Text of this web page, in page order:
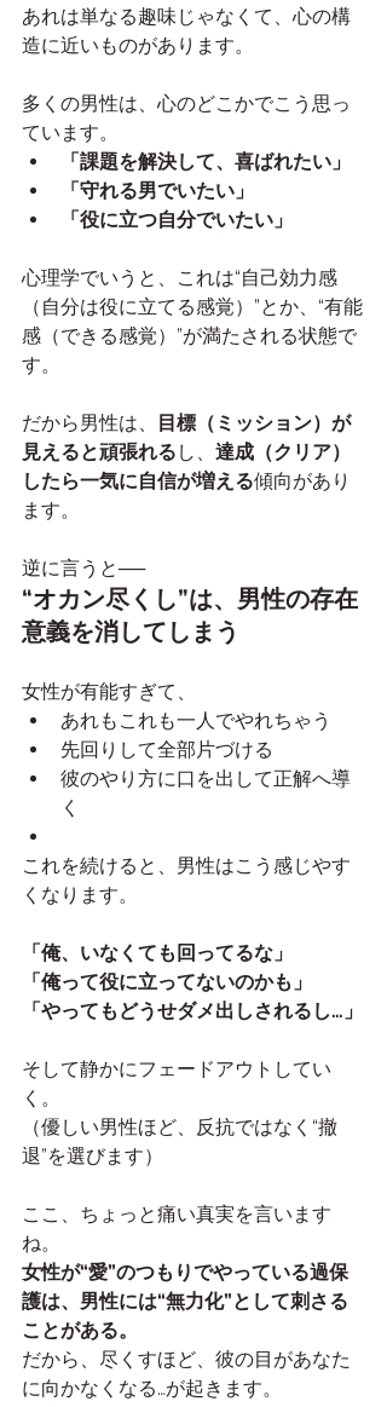
あれは単なる趣味じゃなくて、心の構
造に近いものがあります。
多くの男性は、心のどこかでこう思っ
ています。
「課題を解決して、喜ばれたい」
「守れる男でいたい」
「役に立つ自分でいたい」
心理学でいうと、これは“自己効力感
（自分は役に立てる感覚）”とか、“有能
感（できる感覚）”が満たされる状態で
す。
だから男性は、
目標（ミッション）が
見えると頑張れる し、 達成（クリア）
したら一気に自信が増える傾向があり
ます。
逆に言うと──
“オカン尽くし”は、男性の存在
意義を消してしまう
女性が有能すぎて、
あれもこれも一人でやれちゃう
先回りして全部片づける
彼のやり方に口を出して正解へ導
く
これを続けると、男性はこう感じやす
くなります。
「俺、いなくても回ってるな」
「俺って役に立ってないのかも」
「やってもどうせダメ出しされるし…」
そして静かにフェードアウトしてい
く。
（優しい男性ほど、反抗ではなく“撤
退”を選びます）
ここ、ちょっと痛い真実を言います
ね。
女性が“愛”のつもりでやっている過保
護は、男性には“無力化”として刺さる
ことがある。
だから、尽くすほど、彼の目があなた
に向かなくなる…が起きます。